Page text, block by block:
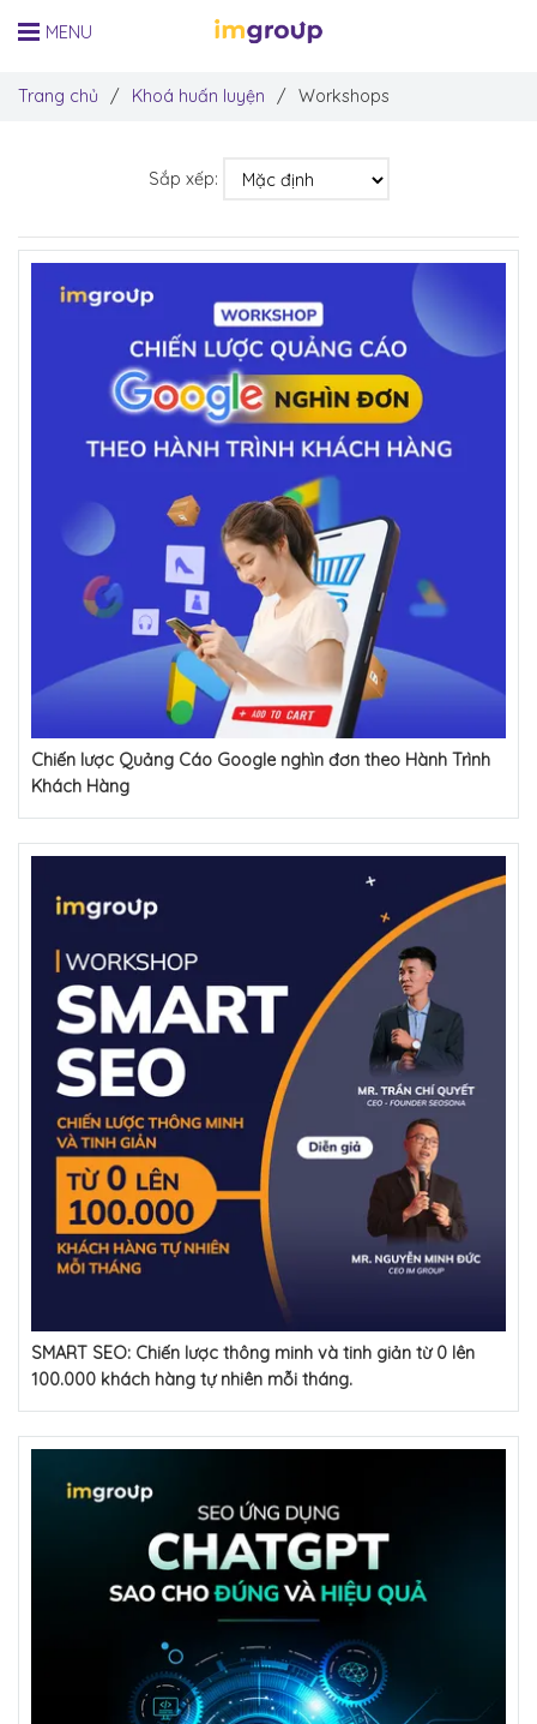
Sắp xếp:
Chiến lược Quảng Cáo Google nghìn đơn theo Hành Trình
Khách Hàng
SMART SEO: Chiến lược thông minh và tinh giản từ 0 lên
100.000 khách hàng tự nhiên mỗi tháng.
Trang chủ / Khoá huấn luyện / Workshops
MENU